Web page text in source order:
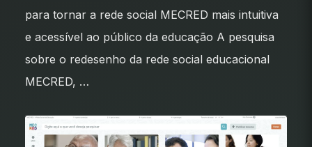
para tornar a rede social MECRED mais intuitiva
e acessível ao público da educação A pesquisa
sobre o redesenho da rede social educacional
MECRED, …